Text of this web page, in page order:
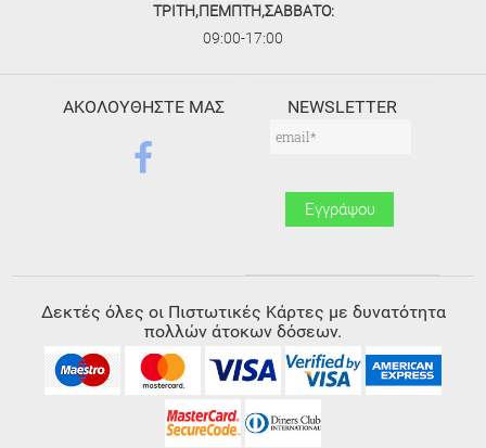
ΤΡΙΤΗ,ΠΕΜΠΤΗ,ΣΑΒΒΑΤΟ:
09:00-17:00
ΑΚΟΛΟΥΘΗΣΤΕ ΜΑΣ NEWSLETTER
Δεκτές όλες οι Πιστωτικές Κάρτες με δυνατότητα
πολλών άτοκων δόσεων.